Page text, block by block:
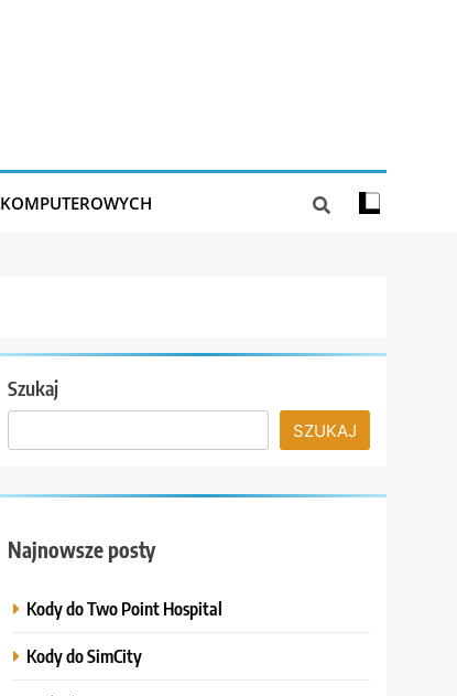
Szukaj
SZUKAJ
Najnowsze posty
Kody do Two Point Hospital
Kody do SimCity